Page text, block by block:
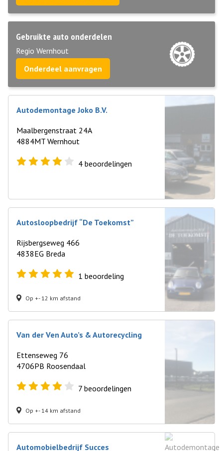
Gebruikte auto onderdelen
Regio Wernhout
Onderdeel aanvragen
Autodemontage Joko B.V.
Maalbergenstraat 24A
4884MT Wernhout
4 beoordelingen
Autosloopbedrijf “De Toekomst”
Rijsbergseweg 466
4838EG Breda
1 beoordeling
Op +- 12 km afstand
Van der Ven Auto’s & Autorecycling
Ettenseweg 76
4706PB Roosendaal
7 beoordelingen
Op +- 14 km afstand
Automobielbedrijf Succes